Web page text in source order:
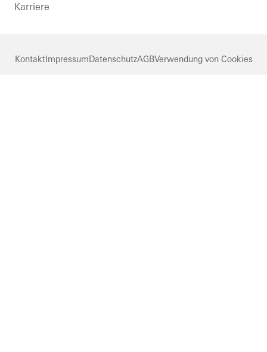
Karriere
KontaktImpressumDatenschutzAGBVerwendung von Cookies